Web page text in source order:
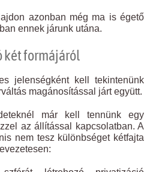
azonban még ma is égető
ennek járunk utána.
formájáról
jelenségként kell tekintenünk
magánosítással járt együtt.
már kell tennünk egy
az állítással kapcsolatban. A
nem tesz különbséget kétfajta